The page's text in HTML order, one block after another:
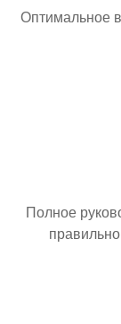
Оптимальное
Полное